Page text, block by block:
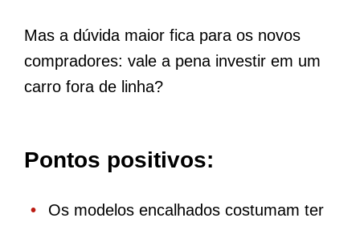
Mas a dúvida maior fica para os novos
compradores: vale a pena investir em um
carro fora de linha?
Pontos positivos:
Os modelos encalhados costumam ter